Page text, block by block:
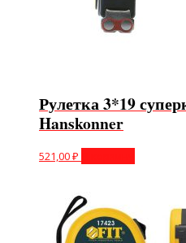
Рулетка 3*19
Hanskonner
521,00₽